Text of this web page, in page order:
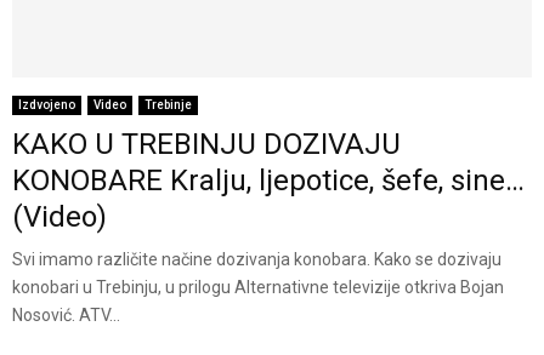
Izdvojeno Video Trebinje
KAKO U TREBINJU DOZIVAJU
KONOBARE Kralju, ljepotice, šefe, sine…
(Video)
Svi imamo različite načine dozivanja konobara. Kako se dozivaju
konobari u Trebinju, u prilogu Alternativne televizije otkriva Bojan
Nosović. ATV...